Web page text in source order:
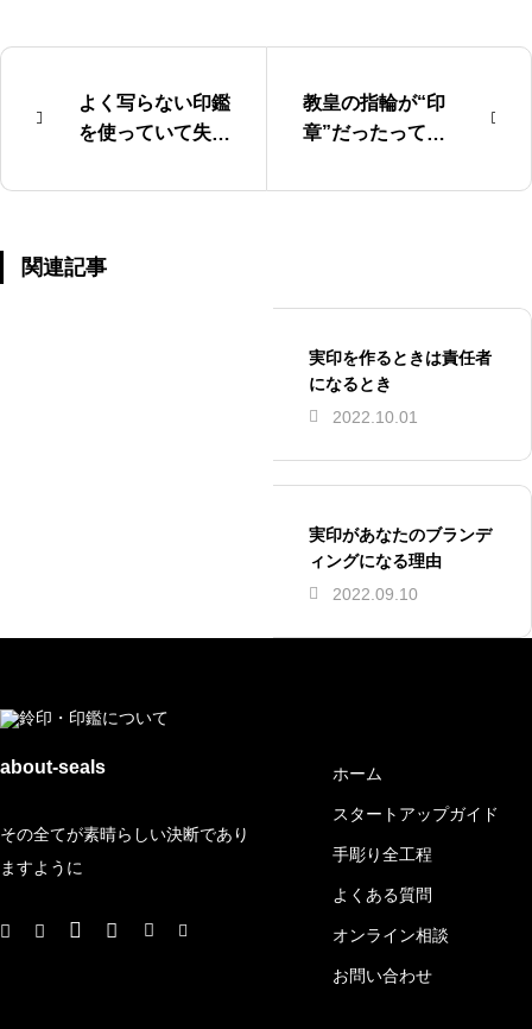
よく写らない印鑑
を使っていて失う
教皇の指輪が“印
章”だったってご
関連記事
実印を作るときは責任者
になるとき
2022.10.01
実印があなたのブランデ
ィングになる理由
2022.09.10
ホーム
スタートアップガイド
手彫り全工程
よくある質問
オンライン相談
お問い合わせ
about-seals
その全てが素晴らしい決断であり
ますように